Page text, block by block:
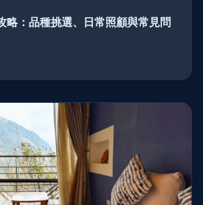
略：品種挑選、日常照顧與常見問